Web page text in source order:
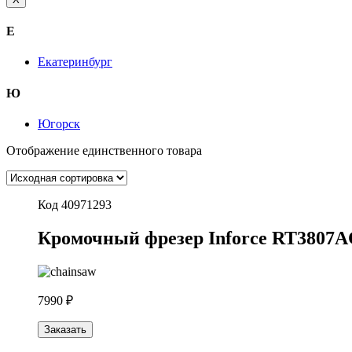
Е
Екатеринбург
Ю
Югорск
Отображение единственного товара
Код 40971293
Кромочный фрезер Inforce
7990 ₽
Заказать